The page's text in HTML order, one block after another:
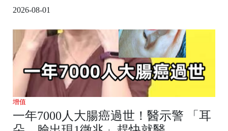
2026-08-01
增值
一年7000人大腸癌過世！醫示警 「耳